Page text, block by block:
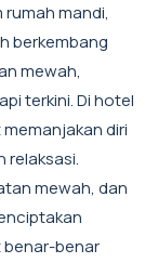
mandi,
berkembang
mewah,
terkini. Di hotel
diri
relaksasi.
mewah, dan
benar-benar